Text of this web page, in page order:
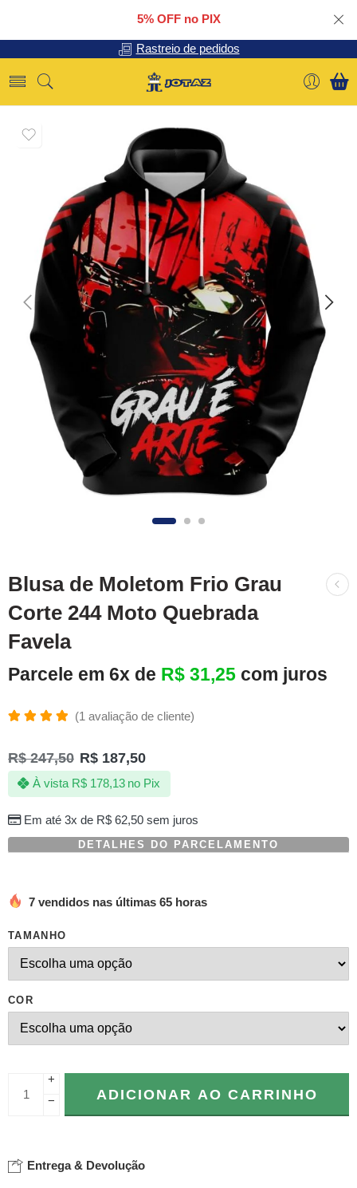
5% OFF no PIX
Rastreio de pedidos
Blusa de Moletom Frio Grau
Corte 244 Moto Quebrada
Favela
Parcele em 6x de R$ 31,25 com juros
5.00de 5,
com
baseado
em
de
cliente
(1 avaliação de cliente)
R$247,50 R$ 187,50
Em até 3x de R$62,50sem juros
À vista R$178,13 no Pix
DETALHES DO PARCELAMENTO
7 vendidos nas últimas 65 horas
TAMANHO
COR
+
−
ADICIONAR AO CARRINHO
Entrega & Devolução